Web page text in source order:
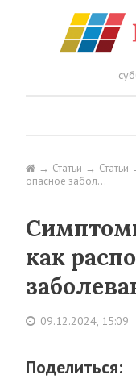
Статьи Статьи
опасное забол…
как
09.12.2024, 15:09
Поделиться: